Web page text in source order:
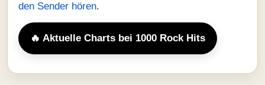
den Sender hören.
🔥 Aktuelle Charts bei 1000 Rock Hits